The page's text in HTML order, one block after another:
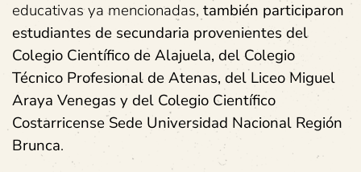
educativas ya mencionadas, también participaron
estudiantes de secundaria provenientes del
Colegio Científico de Alajuela, del Colegio
Técnico Profesional de Atenas, del Liceo Miguel
Araya Venegas y del Colegio Científico
Costarricense Sede Universidad Nacional Región
Brunca.